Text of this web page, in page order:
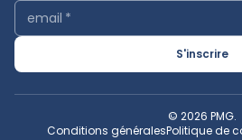
email *
S'inscrire
© 2026 PMG.
Conditions généralesPolitique de